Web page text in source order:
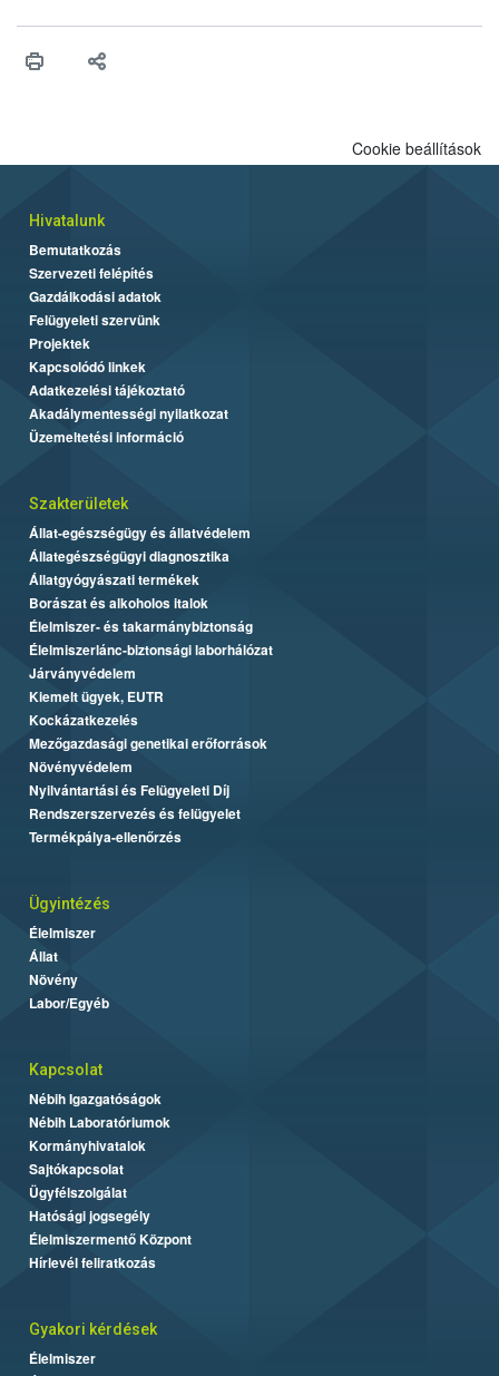
vonni az ebek viselkedésének megítélésében jártas szakértőt.
Cookie beállítások
Hivatalunk
Bemutatkozás
Szervezeti felépítés
Gazdálkodási adatok
Felügyeleti szervünk
Projektek
Kapcsolódó linkek
Adatkezelési tájékoztató
Akadálymentességi nyilatkozat
Üzemeltetési információ
Szakterületek
Állat-egészségügy és állatvédelem
Állategészségügyi diagnosztika
Állatgyógyászati termékek
Borászat és alkoholos italok
Élelmiszer- és takarmánybiztonság
Élelmiszerlánc-biztonsági laborhálózat
Járványvédelem
Kiemelt ügyek, EUTR
Kockázatkezelés
Mezőgazdasági genetikai erőforrások
Növényvédelem
Nyilvántartási és Felügyeleti Díj
Rendszerszervezés és felügyelet
Termékpálya-ellenőrzés
Ügyintézés
Élelmiszer
Állat
Növény
Labor/Egyéb
Kapcsolat
Nébih Igazgatóságok
Nébih Laboratóriumok
Kormányhivatalok
Sajtókapcsolat
Ügyfélszolgálat
Hatósági jogsegély
Élelmiszermentő Központ
Hírlevél feliratkozás
Gyakori kérdések
Élelmiszer